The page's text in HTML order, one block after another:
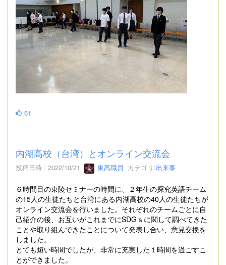
61
内湖高校（台湾）とオンライン交流会
投稿日時 : 2022/10/21 東高職員 カテゴリ:出来事
６時間目の東陵セミナーの時間に、２年生の探究英語チーム
の15人の生徒たちと台湾にある内湖高校の40人の生徒たちが
オンライン交流会を行いました。それぞれのチームごとに自
己紹介の後、お互いがこれまでにSDGｓに関して調べてきた
ことや取り組んできたことについて発表し合い、意見交換を
しました。
とても短い時間でしたが、非常に充実した１時間を過ごすこ
とができました。